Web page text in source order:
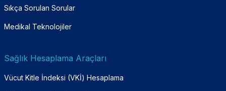
Sıkça Sorulan Sorular
Medikal Teknolojiler
Sağlık Hesaplama Araçları
Vücut Kitle İndeksi (VKİ) Hesaplama